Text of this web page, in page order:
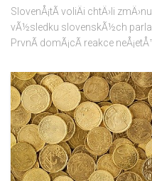
SlovenÅ¡tÃ­ voliÄi chtÄ›li
vÃ½sledku slovenskÃ½ch
PrvnÃ­ domÃ¡cÃ­ reakce